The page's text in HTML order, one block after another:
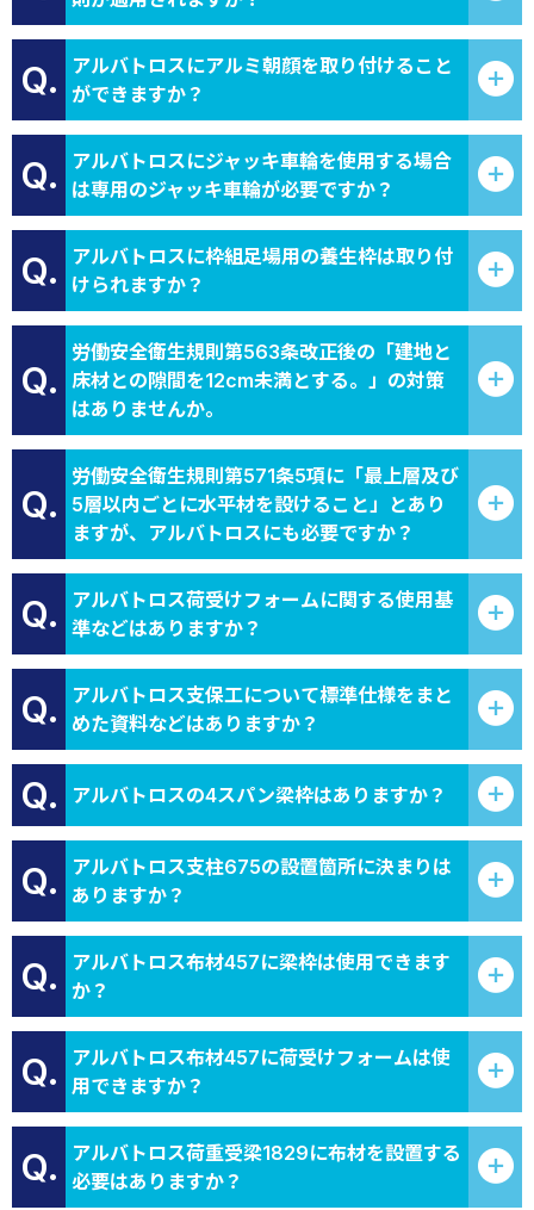
Q.
アルバトロスにアルミ朝顔を取り付けること
ができますか？
Q.
アルバトロスにジャッキ車輪を使用する場合
は専用のジャッキ車輪が必要ですか？
Q.
アルバトロスに枠組足場用の養生枠は取り付
けられますか？
Q.
労働安全衛生規則第563条改正後の「建地と
床材との隙間を12cm未満とする。」の対策
はありませんか。
Q.
労働安全衛生規則第571条5項に「最上層及び
5層以内ごとに水平材を設けること」とあり
ますが、アルバトロスにも必要ですか？
Q.
アルバトロス荷受けフォームに関する使用基
準などはありますか？
Q.
アルバトロス支保工について標準仕様をまと
めた資料などはありますか？
Q. アルバトロスの4スパン梁枠はありますか？
Q.
アルバトロス支柱675の設置箇所に決まりは
ありますか？
Q.
アルバトロス布材457に梁枠は使用できます
か？
Q.
アルバトロス布材457に荷受けフォームは使
用できますか？
Q.
アルバトロス荷重受梁1829に布材を設置する
必要はありますか？